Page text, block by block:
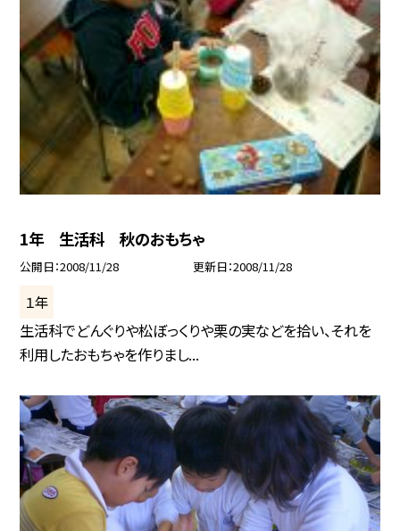
1年 生活科 秋のおもちゃ
公開日 2008/11/28 更新日 2008/11/28
１年
生活科でどんぐりや松ぼっくりや栗の実などを拾い、それを
利用したおもちゃを作りまし...